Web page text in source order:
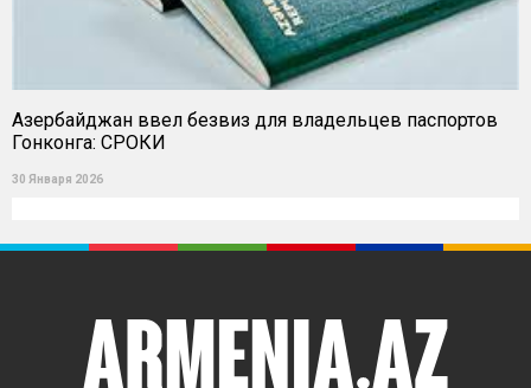
Азербайджан ввел безвиз для владельцев паспортов
Гонконга: СРОКИ
30 Января 2026